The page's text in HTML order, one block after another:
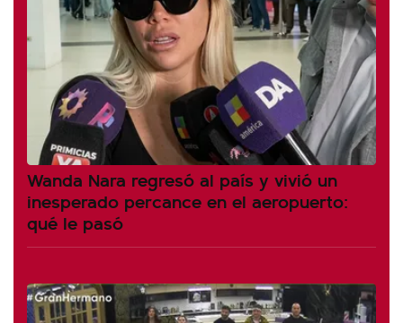
Wanda Nara regresó al país y vivió un
inesperado percance en el aeropuerto:
qué le pasó